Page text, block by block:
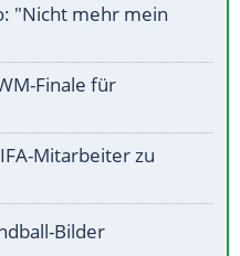
"Nicht mehr mein
Finale für
Mitarbeiter zu
Bilder